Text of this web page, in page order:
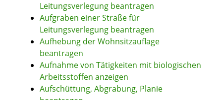
Leitungsverlegung beantragen
Aufgraben einer Straße für
Leitungsverlegung beantragen
Aufhebung der Wohnsitzauflage
beantragen
Aufnahme von Tätigkeiten mit biologischen
Arbeitsstoffen anzeigen
Aufschüttung, Abgrabung, Planie